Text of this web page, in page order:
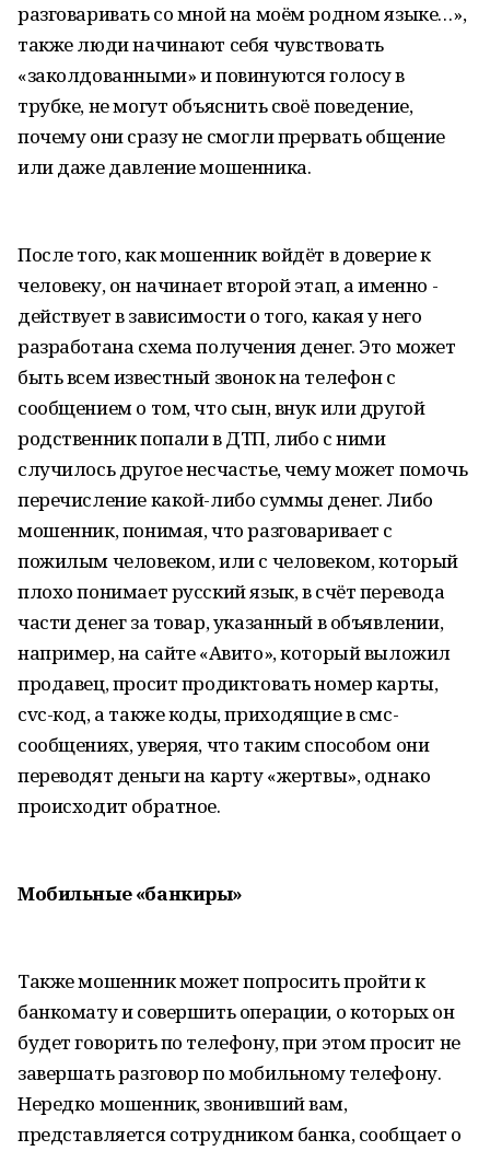
разговаривать со мной на моём родном языке…»,
также люди начинают себя чувствовать
«заколдованными» и повинуются голосу в
трубке, не могут объяснить своё поведение,
почему они сразу не смогли прервать общение
или даже давление мошенника.
После того, как мошенник войдёт в доверие к
человеку, он начинает второй этап, а именно -
действует в зависимости о того, какая у него
разработана схема получения денег. Это может
быть всем известный звонок на телефон с
сообщением о том, что сын, внук или другой
родственник попали в ДТП, либо с ними
случилось другое несчастье, чему может помочь
перечисление какой-либо суммы денег. Либо
мошенник, понимая, что разговаривает с
пожилым человеком, или с человеком, который
плохо понимает русский язык, в счёт перевода
части денег за товар, указанный в объявлении,
например, на сайте «Авито», который выложил
продавец, просит продиктовать номер карты,
cvc-код, а также коды, приходящие в смс-
сообщениях, уверяя, что таким способом они
переводят деньги на карту «жертвы», однако
происходит обратное.
Мобильные «банкиры»
Также мошенник может попросить пройти к
банкомату и совершить операции, о которых он
будет говорить по телефону, при этом просит не
завершать разговор по мобильному телефону.
Нередко мошенник, звонивший вам,
представляется сотрудником банка, сообщает о